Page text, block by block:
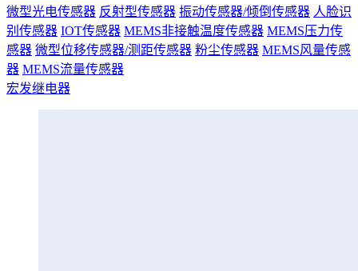
微型光电传感器 反射型传感器 振动传感器/倾倒传感器 人脸识
别传感器 IOT传感器 MEMS非接触温度传感器 MEMS压力传
感器 微型位移传感器/测距传感器 粉尘传感器 MEMS风量传感
器 MEMS流量传感器
宏发继电器